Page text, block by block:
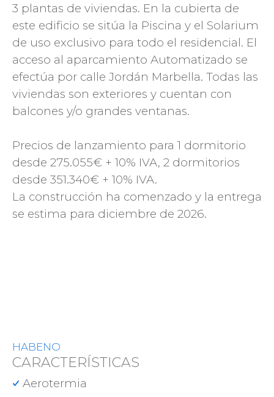
3 plantas de viviendas. En la cubierta de
este edificio se sitúa la Piscina y el Solarium
de uso exclusivo para todo el residencial. El
acceso al aparcamiento Automatizado se
efectúa por calle Jordán Marbella. Todas las
viviendas son exteriores y cuentan con
balcones y/o grandes ventanas.
Precios de lanzamiento para 1 dormitorio
desde 275.055€ + 10% IVA, 2 dormitorios
desde 351.340€ + 10% IVA.
La construcción ha comenzado y la entrega
se estima para diciembre de 2026.
HABENO
CARACTERÍSTICAS
Aerotermia